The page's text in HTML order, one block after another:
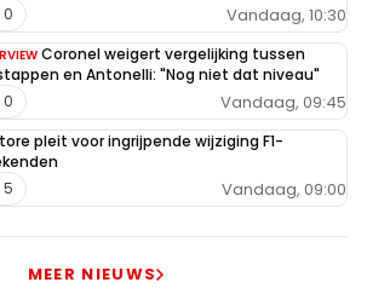
Vandaag, 10:30
0
Coronel weigert vergelijking tussen
en Antonelli: "Nog niet dat niveau"
Vandaag, 09:45
0
pleit voor ingrijpende wijziging F1-
Vandaag, 09:00
5
MEER NIEUWS